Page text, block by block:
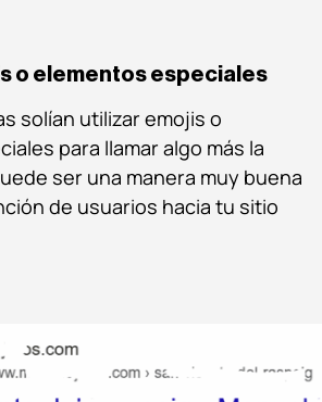
o elementos especiales
solían utilizar emojis o
para llamar algo más la
ser una manera muy buena
de usuarios hacia tu sitio